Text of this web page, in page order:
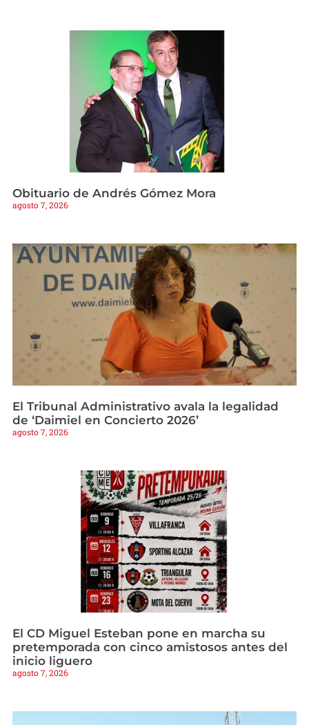
Obituario de Andrés Gómez Mora
agosto 7, 2026
El Tribunal Administrativo avala la legalidad
de ‘Daimiel en Concierto 2026’
agosto 7, 2026
El CD Miguel Esteban pone en marcha su
pretemporada con cinco amistosos antes del
inicio liguero
agosto 7, 2026